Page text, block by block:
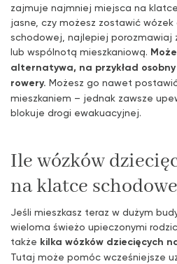
zajmuje najmniej miejsca na
jasne, czy możesz zostawić
schodowej, najlepiej porozmawiaj
lub wspólnotą mieszkaniową.
alternatywa, na przykład
rowery. Możesz go nawet
mieszkaniem – jednak zawsze
blokuje drogi ewakuacyjnej.
Ile wózków
na klatce
Jeśli mieszkasz teraz w dużym
wieloma świeżo upieczonymi
także kilka wózków dziecięcych
Tutaj może pomóc wcześniejsze